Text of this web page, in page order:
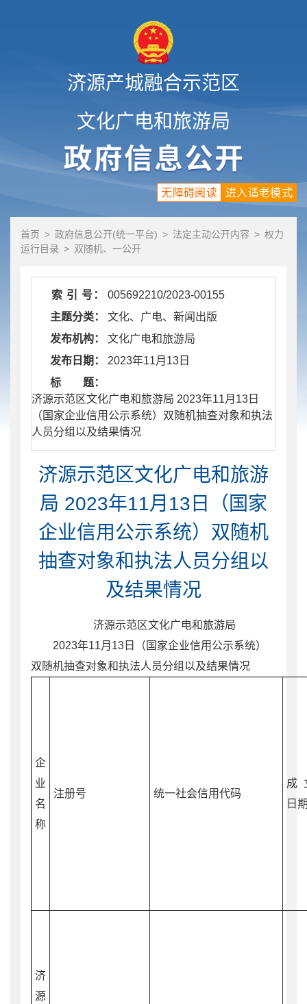
济源产城融合示范区
文化广电和旅游局
进入适老模式
无障碍阅读
首页 > 政府信息公开(统一平台) > 法定主动公开内容 > 权力
运行目录 > 双随机、一公开
索 引 号：
005692210/2023-00155
主题分类：
文化、广电、新闻出版
发布机构：
文化广电和旅游局
发布日期：
2023年11月13日
标 题：
​ 济源示范区文化广电和旅游局 2023年11月13日
（国家企业信用公示系统）双随机抽查对象和执法
人员分组以及结果情况
济源示范区文化广电和旅游
局 2023年11月13日（国家
企业信用公示系统）双随机
抽查对象和执法人员分组以
及结果情况
济源示范区文化广电和旅游局
2023年11月 13 日
（国家企业信用公示系统）
双随机抽查对象和执法人员分组 以及结果情况
企
业
名
称
注册号 统一社会信用代码
成
日
济
源